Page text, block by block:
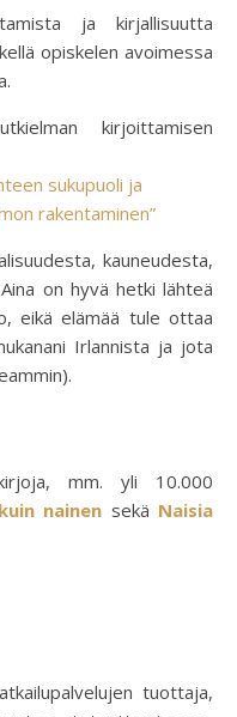
ja kirjallisuutta
opiskelen avoimessa
kirjoittamisen
sukupuoli ja
rakentaminen”
kauneudesta,
on hyvä hetki lähteä
eikä elämää tule ottaa
Irlannista ja jota
mm. yli 10.000
nainen sekä Naisia
tuottaja,